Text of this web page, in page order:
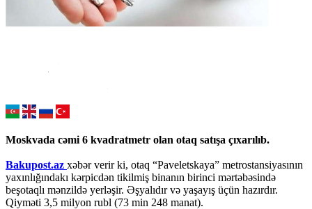
Moskvada cəmi 6 kvadratmetr olan otaq satışa çıxarılıb.
Bakupost.az xəbər verir ki, otaq “Paveletskaya” metrostansiyasının
yaxınlığındakı kərpicdən tikilmiş binanın birinci mərtəbəsində
beşotaqlı mənzildə yerləşir. Əşyalıdır və yaşayış üçün hazırdır.
Qiyməti 3,5 milyon rubl (73 min 248 manat).